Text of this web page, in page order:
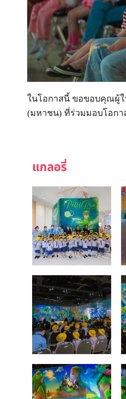
ในโอกาสนี้ ขอขอบคุณผู้
(มหาชน) ที่ร่วมมอบโอกา